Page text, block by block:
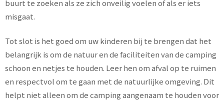
buurt te zoeken als ze zich onveilig voelen of als er iets
misgaat.
Tot slot is het goed om uw kinderen bij te brengen dat het
belangrijk is om de natuur en de faciliteiten van de camping
schoon en netjes te houden. Leer hen om afval op te ruimen
en respectvol om te gaan met de natuurlijke omgeving. Dit
helpt niet alleen om de camping aangenaam te houden voor